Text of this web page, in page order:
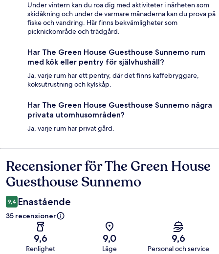
Under vintern kan du roa dig med aktiviteter i närheten som
skidåkning och under de varmare månaderna kan du prova på
fiske och vandring. Här finns bekvämligheter som
picknickområde och trädgård.
Har The Green House Guesthouse Sunnemo rum
med kök eller pentry för självhushåll?
Ja, varje rum har ett pentry, där det finns kaffebryggare,
köksutrustning och kylskåp.
Har The Green House Guesthouse Sunnemo några
privata utomhusområden?
Ja, varje rum har privat gård.
Recensioner
Recensioner för The Green House
Guesthouse Sunnemo
9,4 Enastående
35 recensioner
9,6
Renlighet
9,0
Läge
9,6
Personal och service